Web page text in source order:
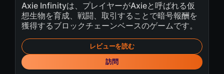
Axie Infinityは、プレイヤーがAxieと呼ばれる仮
想生物を育成、戦闘、取引することで暗号報酬を
獲得するブロックチェーンベースのゲームです。
レビューを読む
訪問